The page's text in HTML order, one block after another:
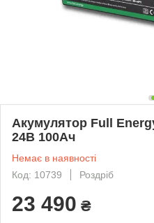
Акумулятор Full
24В 100Ач
Немає в наявності
Код: 10739
Роздріб
23 490 ₴